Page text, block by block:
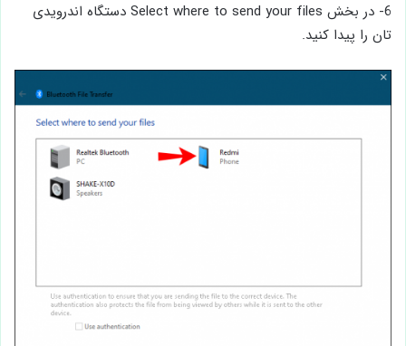
6- در بخش Select where to send your files دستگاه اندرویدی
تان را پیدا کنید.